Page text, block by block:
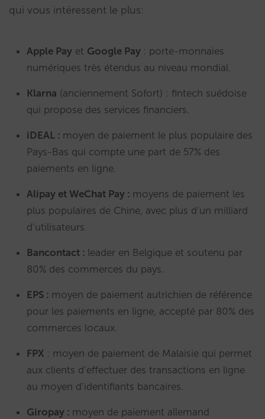
qui vous intéressent le plus:
Apple Pay et Google Pay : porte-monnaies
numériques très étendus au niveau mondial.
Klarna (anciennement Sofort) : fintech suédoise
qui propose des services financiers.
iDEAL : moyen de paiement le plus populaire des
Pays-Bas qui compte une part de 57% des
paiements en ligne.
Alipay et WeChat Pay : moyens de paiement les
plus populaires de Chine, avec plus d’un milliard
d’utilisateurs.
Bancontact : leader en Belgique et soutenu par
80% des commerces du pays.
EPS : moyen de paiement autrichien de référence
pour les paiements en ligne, accepté par 80% des
commerces locaux.
FPX : moyen de paiement de Malaisie qui permet
aux clients d’effectuer des transactions en ligne
au moyen d’identifiants bancaires.
Giropay : moyen de paiement allemand